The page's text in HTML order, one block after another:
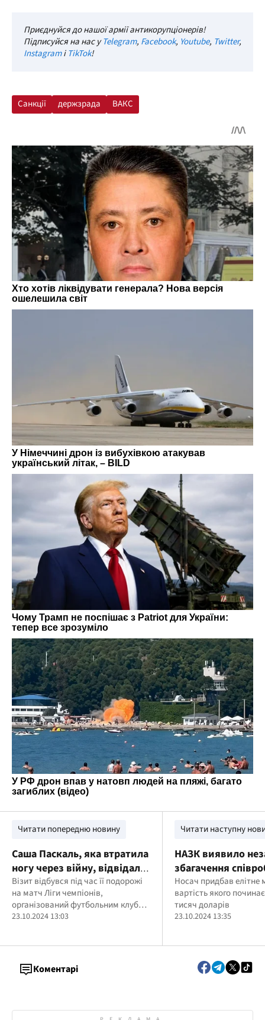
Приєднуйся до нашої армії антикорупціонерів!
Підписуйся на нас уTelegram, Facebook, Youtube, Twitter,
InstagramіTikTok!
Санкції держзрада ВАКС
Читати попередню новину
Саша Паскаль, яка втратила
ногу через війну, відвідала
Валерія Залужного в
Лондоні
Візит відбувся під час її подорожі
на матч Ліги чемпіонів,
організований футбольним клубом
"Шахтар"
23.10.2024 13:03
Читати наступну
НАЗК виявило
збагачення
СБУ Андрія Носача
Носач придбав елітне
вартість якого
тисяч доларів
23.10.2024 13:35
Коментарі